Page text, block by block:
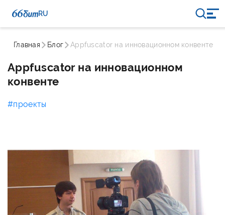
RU
Главная Блог Appfuscator на инновационном конвенте
Appfuscator на инновационном
конвенте
#проекты